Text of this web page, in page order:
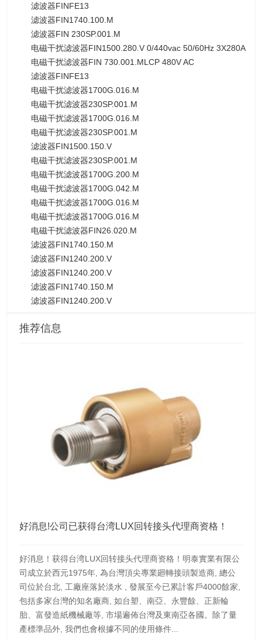
滤波器FINFE13
滤波器FIN1740.100.M
滤波器FIN 230SP.001.M
电磁干扰滤波器FIN1500.280.V 0/440vac 50/60Hz 3X280A
电磁干扰滤波器FIN 730.001.MLCP 480V AC
滤波器FINFE13
电磁干扰滤波器1700G.016.M
电磁干扰滤波器230SP.001.M
电磁干扰滤波器1700G.016.M
电磁干扰滤波器230SP.001.M
滤波器FIN1500.150.V
电磁干扰滤波器230SP.001.M
电磁干扰滤波器1700G.200.M
电磁干扰滤波器1700G.042.M
电磁干扰滤波器1700G.016.M
电磁干扰滤波器1700G.016.M
电磁干扰滤波器FIN26.020.M
滤波器FIN1740.150.M
滤波器FIN1240.200.V
滤波器FIN1240.200.V
滤波器FIN1740.150.M
滤波器FIN1240.200.V
推荐信息
好消息!公司已获得台湾LUX回转接头代理商资格！
好消息！获得台湾LUX回转接头代理商资格！明泰實業有限公
司成立於西元1975年, 為台灣頂尖專業廻轉接頭製造商, 總公
司位於台北, 工廠座落於淡水 , 發展至今已累計客戶4000餘家,
包括多家台灣的知名廠商, 如台塑、南亞、永豐餘、正新輪
胎、富發造紙機械廠等, 市場遍佈台灣及東南亞各國。除了量
產標準品外, 我們也會根據不同的使用條件...